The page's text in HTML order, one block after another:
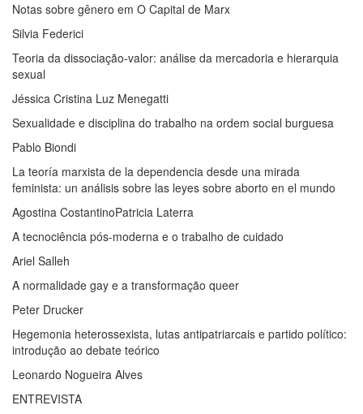
Notas sobre gênero em O Capital de Marx
Silvia Federici
Teoria da dissociação-valor: análise da mercadoria e hierarquia
sexual
Jéssica Cristina Luz Menegatti
Sexualidade e disciplina do trabalho na ordem social burguesa
Pablo Biondi
La teoría marxista de la dependencia desde una mirada
feminista: un análisis sobre las leyes sobre aborto en el mundo
Agostina CostantinoPatricia Laterra
A tecnociência pós-moderna e o trabalho de cuidado
Ariel Salleh
A normalidade gay e a transformação queer
Peter Drucker
Hegemonia heterossexista, lutas antipatriarcais e partido político:
introdução ao debate teórico
Leonardo Nogueira Alves
ENTREVISTA